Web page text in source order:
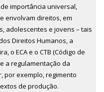
importância universal,
envolvam direitos, em
adolescentes e jovens – tais
Direitos Humanos, a
o ECA e o CTB (Código de
a regulamentação da
por exemplo, regimento
de produção.